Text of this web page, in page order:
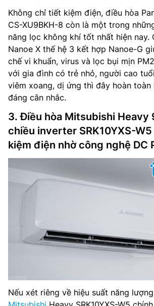
Không chỉ tiết kiệm điện, điều hòa
CS-XU9BKH-8 còn là một trong
năng lọc không khí tốt nhất hiện nay.
Nanoe X thế hệ 3 kết hợp Nanoe-G
chế vi khuẩn, virus và lọc bụi mịn
với gia đình có trẻ nhỏ, người cao
viêm xoang, dị ứng thì đây hoàn toàn
đáng cân nhắc.
3. Điều hòa Mitsubishi Heavy
chiều inverter SRK10YXS-
kiệm điện nhờ công nghệ DC
Nếu xét riêng về hiệu suất năng